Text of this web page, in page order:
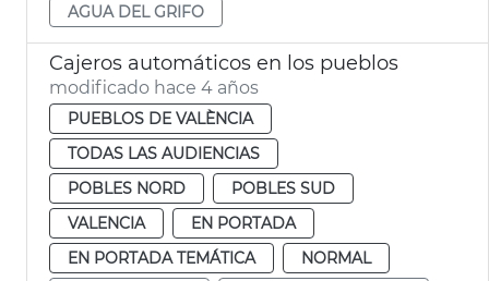
AGUA DEL GRIFO
Cajeros automáticos en los pueblos
modificado hace 4 años
PUEBLOS DE VALÈNCIA
TODAS LAS AUDIENCIAS
POBLES NORD
POBLES SUD
VALENCIA
EN PORTADA
EN PORTADA TEMÁTICA
NORMAL